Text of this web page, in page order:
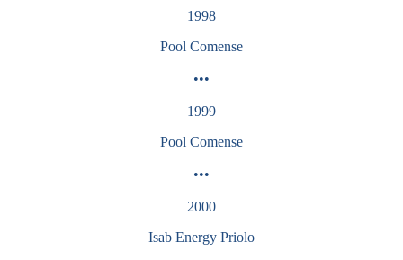
1998
Pool Comense
•••
1999
Pool Comense
•••
2000
Isab Energy Priolo